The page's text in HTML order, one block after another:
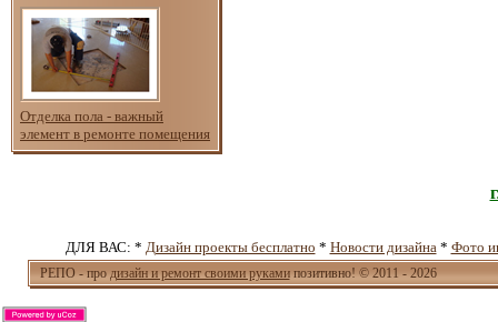
Отделка пола - важный
элемент в ремонте помещения
ДЛЯ ВАС: * Дизайн проекты бесплатно * Новости дизайна * Фото
РЕПО - про дизайн и ремонт своими рукамипозитивно! © 2011 - 2026